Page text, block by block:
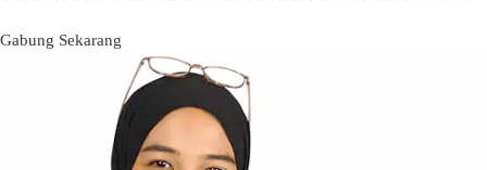
Gabung Sekarang